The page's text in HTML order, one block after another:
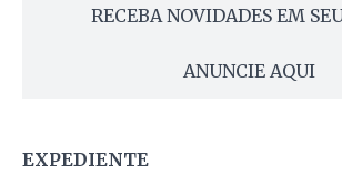
RECEBA NOVIDADES EM
ANUNCIE AQUI
EXPEDIENTE